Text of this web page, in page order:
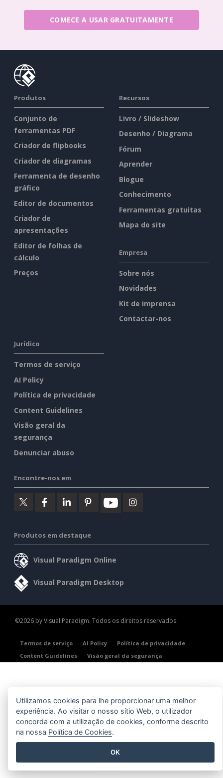
COMECE A USAR GRATUITAMENTE
Produtos
Conjunto de
ferramentas PDF
Criador de flipbooks
Criador de diagramas
Ferramenta de desenho
gráfico
Editor de documentos
Criador de
apresentações
Editor de folhas de
cálculo
Preços
Recursos
Livro / Slideshow
Desenho / Diagrama
Fórum
Aprender
Blogue
Conhecimento
Ferramentas gratuitas
Mapa do site
Empresa
Sobre nós
Novidades
Kit de imprensa
Contactar-nos
Jurídico
Termos de serviço
AI Policy
Política de privacidade
Content Guidelines
Visão geral da
segurança
Denunciar abuso
Encontre-nos em
Produtos em destaque
Visual Paradigm Online
Visual Paradigm Desktop
©2026 by Visual Paradigm. Todos os direitos reservados.
Termos de serviço AI Policy
Política de privacidade
Content Guidelines
Visão geral da segurança
Utilizamos cookies para lhe proporcionar uma melhor
experiência. Ao visitar o nosso sítio Web, o utilizador
concorda com a utilização de cookies, conforme descrito
na nossa Política de Cookies.
OK